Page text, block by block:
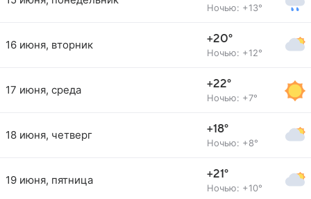
Ночью: +13°
16 июня, вторник +20°
Ночью: +12°
17 июня, среда +22°
Ночью: +7°
18 июня, четверг +18°
Ночью: +8°
19 июня, пятница +21°
Ночью: +10°